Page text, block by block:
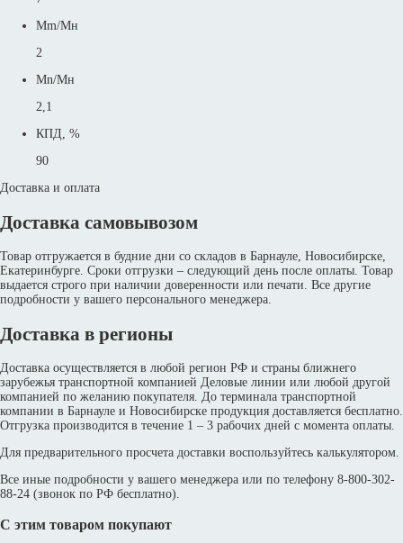
Mm/Mн
2
Mn/Mн
2,1
КПД, %
90
Доставка и оплата
Доставка самовывозом
Товар отгружается в будние дни со складов в Барнауле, Новосибирске,
Екатеринбурге. Сроки отгрузки – следующий день после оплаты. Товар
выдается строго при наличии доверенности или печати. Все другие
подробности у вашего персонального менеджера.
Доставка в регионы
Доставка осуществляется в любой регион РФ и страны ближнего
зарубежья транспортной компанией Деловые линии или любой другой
компанией по желанию покупателя. До терминала транспортной
компании в Барнауле и Новосибирске продукция доставляется бесплатно.
Отгрузка производится в течение 1 – 3 рабочих дней с момента оплаты.
Для предварительного просчета доставки воспользуйтесь калькулятором.
Все иные подробности у вашего менеджера или по телефону 8-800-302-
88-24 (звонок по РФ бесплатно).
С этим товаром покупают